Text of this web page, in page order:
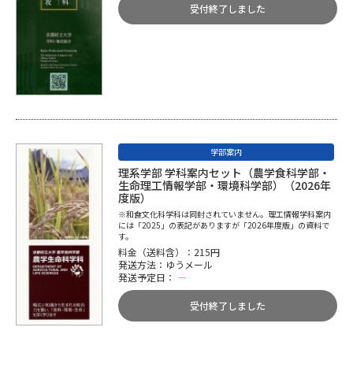
受付終了しました
学部案内
理系学部 学科案内セット（農学食科学部・
生命理工情報学部・環境科学部）（2026年
度版）
※和食文化科学科は同封されていません。理工情報学科案内
には「2025」の表記がありますが「2026年度版」の資料で
す。
料金（送料含）：215円
発送方法：ゆうメール
発送予定日： ―
受付終了しました